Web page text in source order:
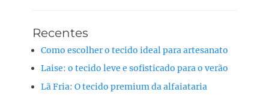
Recentes
Como escolher o tecido ideal para artesanato
Laise: o tecido leve e sofisticado para o verão
Lã Fria: O tecido premium da alfaiataria